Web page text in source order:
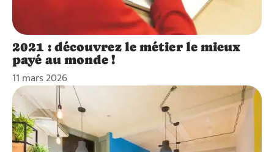
2021 : découvrez le métier le mieux
payé au monde !
11 mars 2026